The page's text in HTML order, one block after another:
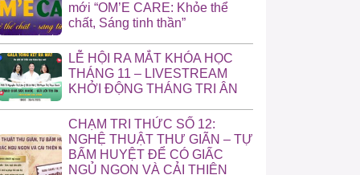
mới “OM’E CARE: Khỏe thể
chất, Sáng tinh thần”
LỄ HỘI RA MẮT KHÓA HỌC
THÁNG 11 – LIVESTREAM
KHỞI ĐỘNG THÁNG TRI ÂN
CHẠM TRI THỨC SỐ 12:
NGHỆ THUẬT THƯ GIÃN – TỰ
BẤM HUYỆT ĐỂ CÓ GIẤC
NGỦ NGON VÀ CẢI THIỆN